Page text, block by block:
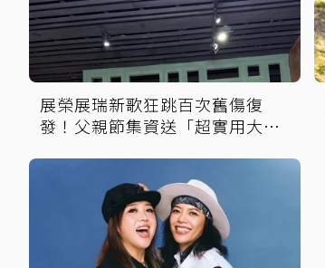
展榮展瑞新歌狂跳百次舊傷復
發！父親節集資送「超實用大